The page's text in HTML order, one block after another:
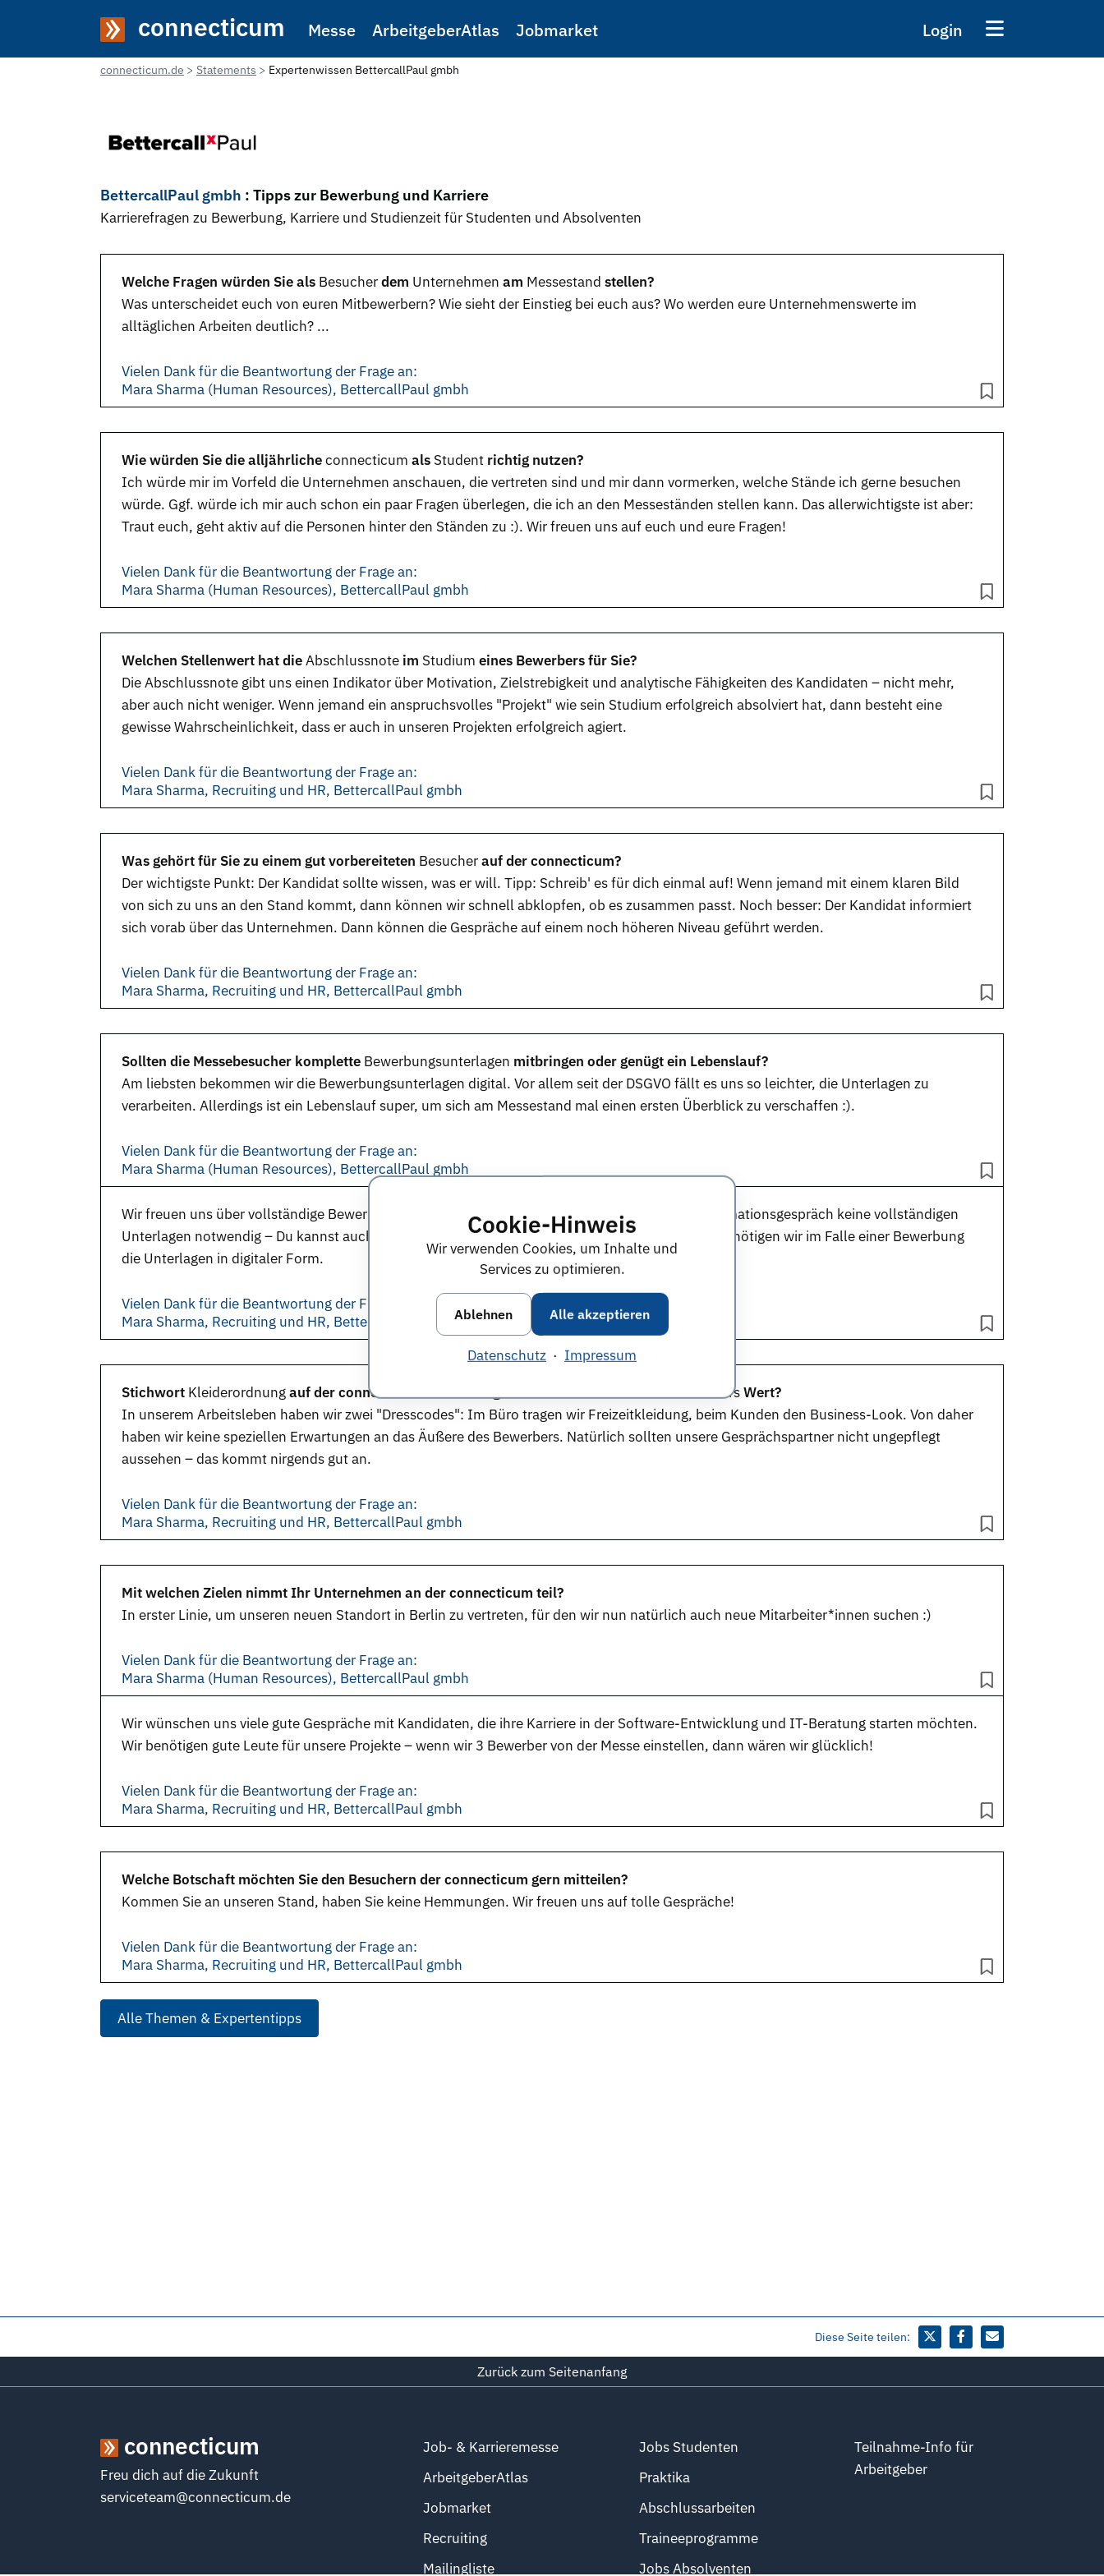
Cookie-Hinweis
Wir verwenden Cookies, um Inhalte und
Services zu optimieren.
Ablehnen Alle akzeptieren
Datenschutz · Impressum
connecticum Messe ArbeitgeberAtlas Jobmarket Login
connecticum.de Statements Expertenwissen BettercallPaul gmbh
BettercallPaul gmbh : Tipps zur Bewerbung und Karriere
Karrierefragen zu Bewerbung, Karriere und Studienzeit für Studenten und Absolventen
Welche Fragen würden Sie als Besucherdem Unternehmen am Messestand stellen?
Was unterscheidet euch von euren Mitbewerbern? Wie sieht der Einstieg bei euch aus? Wo werden eure Unternehmenswerte im
alltäglichen Arbeiten deutlich? ...
Vielen Dank für die Beantwortung der Frage an:
Mara Sharma (Human Resources), BettercallPaul gmbh
Wie würden Sie die alljährlicheconnecticum als Student richtig nutzen?
Ich würde mir im Vorfeld die Unternehmen anschauen, die vertreten sind und mir dann vormerken, welche Stände ich gerne besuchen
würde. Ggf. würde ich mir auch schon ein paar Fragen überlegen, die ich an den Messeständen stellen kann. Das allerwichtigste ist aber:
Traut euch, geht aktiv auf die Personen hinter den Ständen zu :). Wir freuen uns auf euch und eure Fragen!
Vielen Dank für die Beantwortung der Frage an:
Mara Sharma (Human Resources), BettercallPaul gmbh
Welchen Stellenwert hat dieAbschlussnote im Studium eines Bewerbers für Sie?
Die Abschlussnote gibt uns einen Indikator über Motivation, Zielstrebigkeit und analytische Fähigkeiten des Kandidaten – nicht mehr,
aber auch nicht weniger. Wenn jemand ein anspruchsvolles "Projekt" wie sein Studium erfolgreich absolviert hat, dann besteht eine
gewisse Wahrscheinlichkeit, dass er auch in unseren Projekten erfolgreich agiert.
Vielen Dank für die Beantwortung der Frage an:
Mara Sharma, Recruiting und HR, BettercallPaul gmbh
Was gehört für Sie zu einem gut vorbereiteten Besucherauf der connecticum?
Der wichtigste Punkt: Der Kandidat sollte wissen, was er will. Tipp: Schreib' es für dich einmal auf! Wenn jemand mit einem klaren Bild
von sich zu uns an den Stand kommt, dann können wir schnell abklopfen, ob es zusammen passt. Noch besser: Der Kandidat informiert
sich vorab über das Unternehmen. Dann können die Gespräche auf einem noch höheren Niveau geführt werden.
Vielen Dank für die Beantwortung der Frage an:
Mara Sharma, Recruiting und HR, BettercallPaul gmbh
Sollten die Messebesucher komplette Bewerbungsunterlagen mitbringen oder genügt ein Lebenslauf?
Am liebsten bekommen wir die Bewerbungsunterlagen digital. Vor allem seit der DSGVO fällt es uns so leichter, die Unterlagen zu
verarbeiten. Allerdings ist ein Lebenslauf super, um sich am Messestand mal einen ersten Überblick zu verschaffen :).
Vielen Dank für die Beantwortung der Frage an:
Mara Sharma (Human Resources), BettercallPaul gmbh
Wir freuen uns über vollständige Bewerbungsunterlagen. Auf der anderen Seite sind für ein Informationsgespräch keine vollständigen
Unterlagen notwendig – Du kannst auch ohne gerne an unseren Stand kommen. Auf jeden Fall benötigen wir im Falle einer Bewerbung
die Unterlagen in digitaler Form.
Vielen Dank für die Beantwortung der Frage an:
Mara Sharma, Recruiting und HR, BettercallPaul gmbh
Stichwort Kleiderordnungauf der connecticum: Worauf legen Sie beim Äußeren einesBewerbersWert?
In unserem Arbeitsleben haben wir zwei "Dresscodes": Im Büro tragen wir Freizeitkleidung, beim Kunden den Business-Look. Von daher
haben wir keine speziellen Erwartungen an das Äußere des Bewerbers. Natürlich sollten unsere Gesprächspartner nicht ungepflegt
aussehen – das kommt nirgends gut an.
Vielen Dank für die Beantwortung der Frage an:
Mara Sharma, Recruiting und HR, BettercallPaul gmbh
Mit welchen Zielen nimmt Ihr Unternehmen an der connecticum teil?
In erster Linie, um unseren neuen Standort in Berlin zu vertreten, für den wir nun natürlich auch neue Mitarbeiter*innen suchen :)
Vielen Dank für die Beantwortung der Frage an:
Mara Sharma (Human Resources), BettercallPaul gmbh
Wir wünschen uns viele gute Gespräche mit Kandidaten, die ihre Karriere in der Software-Entwicklung und IT-Beratung starten möchten.
Wir benötigen gute Leute für unsere Projekte – wenn wir 3 Bewerber von der Messe einstellen, dann wären wir glücklich!
Vielen Dank für die Beantwortung der Frage an:
Mara Sharma, Recruiting und HR, BettercallPaul gmbh
Welche Botschaft möchten Sie den Besuchern der connecticum gern mitteilen?
Kommen Sie an unseren Stand, haben Sie keine Hemmungen. Wir freuen uns auf tolle Gespräche!
Vielen Dank für die Beantwortung der Frage an:
Mara Sharma, Recruiting und HR, BettercallPaul gmbh
Alle Themen & Expertentipps
Diese Seite teilen:
Zurück zum Seitenanfang
connecticum
Freu dich auf die Zukunft
serviceteam@connecticum.de
Job- & Karrieremesse
ArbeitgeberAtlas
Jobmarket
Recruiting
Mailingliste
Jobs Studenten
Praktika
Abschlussarbeiten
Traineeprogramme
Jobs Absolventen
Teilnahme-Info für
Arbeitgeber